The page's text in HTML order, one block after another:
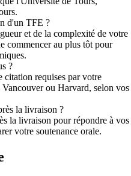
d'un TFE ?
et de la complexité de votre
commencer au plus tôt pour
?
citation requises par votre
ou Harvard, selon vos
la livraison ?
la livraison pour répondre à vos
votre soutenance orale.